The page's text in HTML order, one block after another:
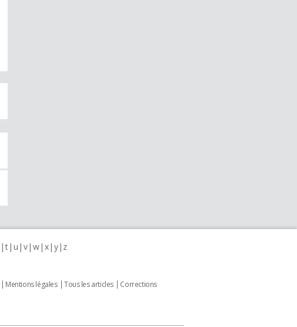
t u v w x y z
Mentions légales Tous les articles
Corrections